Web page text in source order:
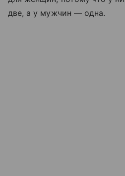
две, а у мужчин — одна.